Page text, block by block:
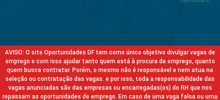
AVISO: O site Oportunidades DF tem como único objetivo divulgar vagas de
emprego e com isso ajudar tanto quem está à procura de emprego, quanto
quem busca contratar. Porém, o mesmo não é responsável e nem atua na
seleção ou contratação das vagas. e por isso, toda a responsabilidade das
vagas anunciadas são das empresas ou encarregadas(os) do RH que nos
repassam as oportunidades de emprego. Em caso de uma vaga falsa ou uma